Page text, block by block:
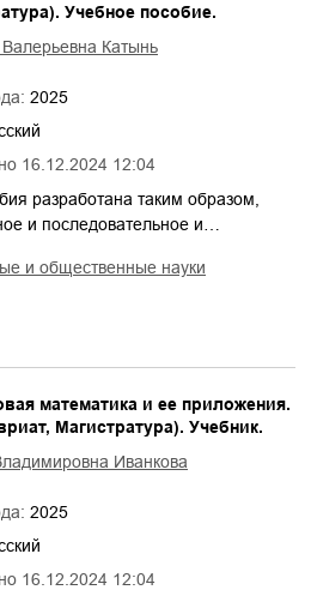
16.12.2024 12:04
Учебное пособие.
Катынь
2025
разработана таким образом,
и последовательное и…
и общественные науки
16.12.2024 12:04
математика и ее приложения.
Магистратура). Учебник.
Иванкова
2025